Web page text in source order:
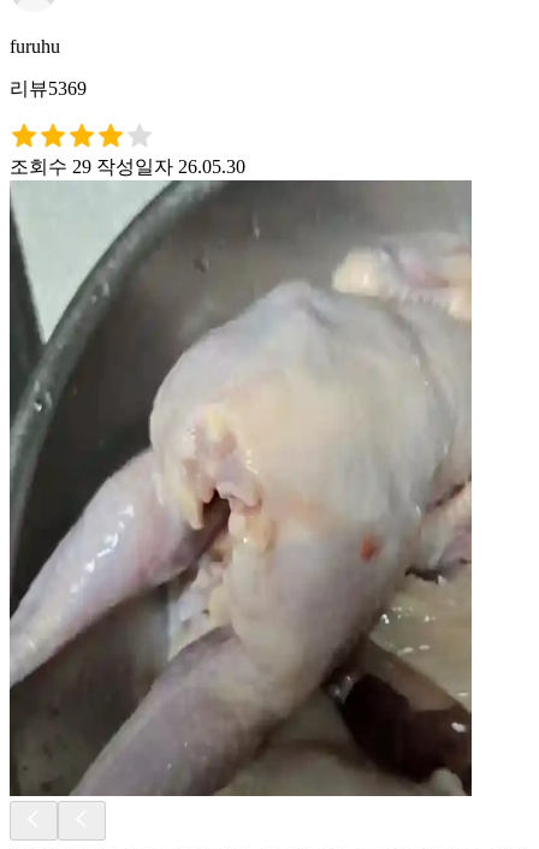
furuhu
리뷰5369
조회수 29 작성일자 26.05.30